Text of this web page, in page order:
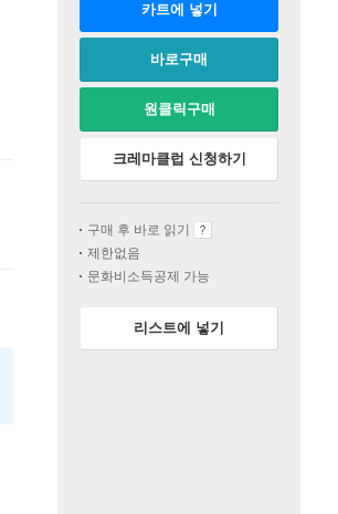
카트에 넣기
바로구매
원클릭구매
크레마클럽 신청하기
구매 후 바로 읽기
제한없음
문화비소득공제 가능
리스트에 넣기